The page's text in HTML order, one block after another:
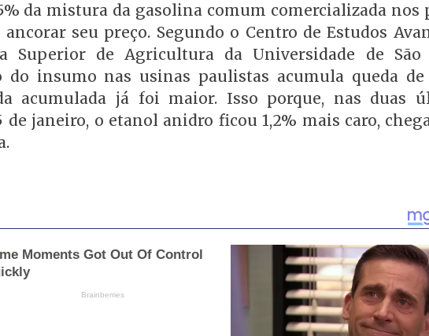
da mistura da gasolina comum comercializada nos
seu preço. Segundo o Centro de Estudos
Superior de Agricultura da Universidade de São
do insumo nas usinas paulistas acumula queda de
acumulada já foi maior. Isso porque, nas duas
de janeiro, o etanol anidro ficou 1,2% mais caro,